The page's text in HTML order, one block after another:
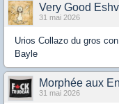
Very Good
31 mai 2026
Urios Collazo du gros
Bayle
Morphée aux
31 mai 2026